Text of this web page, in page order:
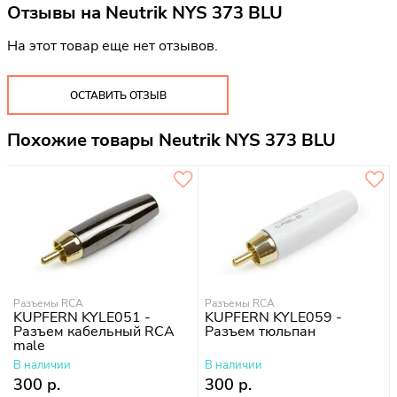
Отзывы на Neutrik NYS 373 BLU
На этот товар еще нет отзывов.
ОСТАВИТЬ ОТЗЫВ
Похожие товары Neutrik NYS 373 BLU
Разъемы RCA
KUPFERN KYLE051 -
Разъем кабельный RCA
male
В наличии
300 р.
Разъемы RCA
KUPFERN KYLE059 -
Разъем тюльпан
В наличии
300 р.